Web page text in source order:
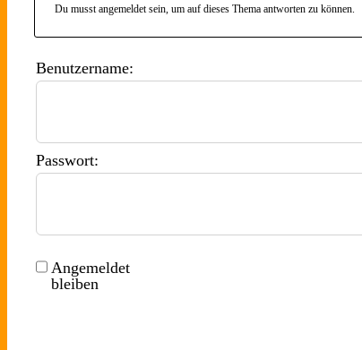
Du musst angemeldet sein, um auf dieses Thema antworten zu können.
Benutzername:
Passwort:
Angemeldet
bleiben